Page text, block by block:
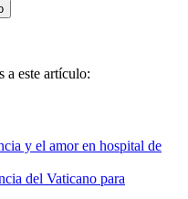
a este artículo:
y el amor en hospital de
del Vaticano para